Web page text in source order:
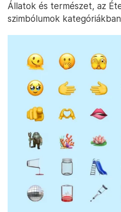
Állatok és természet, az
szimbólumok